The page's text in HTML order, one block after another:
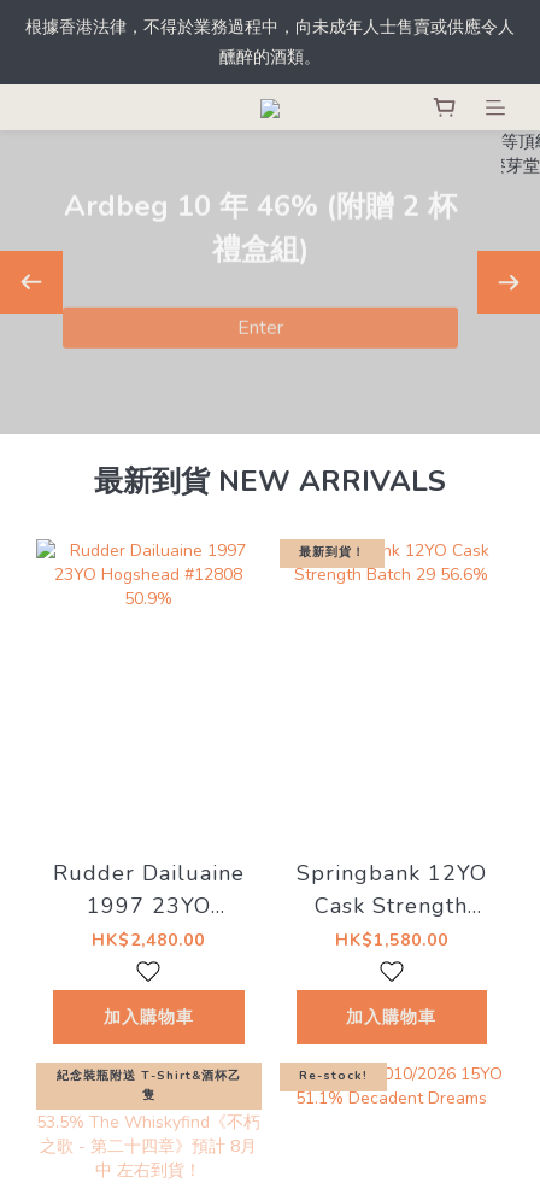
根據香港法律，不得於業務過程中，向未成年人士售賣或供應令人
醺醉的酒類。
根據香港法律，不得於業務過程中，向未成年人士售賣或供應令人
醺醉的酒類。
購物滿HKD1200免運費*(本地) 指定商品除外。
登記成為會員，從此於THE M.C.店內、網店、酒吧消費，即可輕鬆
獲取積分，積分更可當錢用。
根據香港法律，不得於業務過程中，向未成年人士售賣或供應令人
醺醉的酒類。
探索全球蘭姆酒精選系列！
從加勒比海到全球珍藏，嚴選每一瓶風味。
立即探索
最新到貨 NEW ARRIVALS
Rudder Dailuaine
1997 23YO
Hogshead #12808
50.9%
HK$2,480.00
加入購物車
最新到貨！
Springbank 12YO
Cask Strength
Batch 29 56.6%
HK$1,580.00
加入購物車
紀念裝瓶附送 T-Shirt&酒杯乙
隻
Re-stock!